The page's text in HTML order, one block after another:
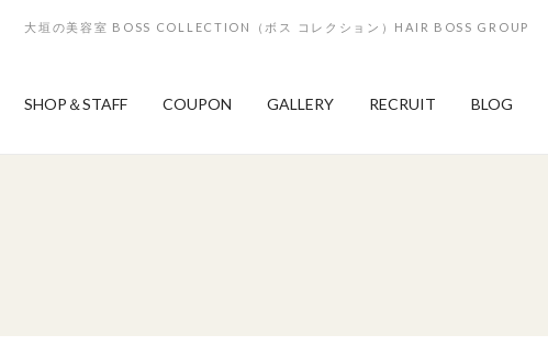
大垣の美容室 BOSS COLLECTION（ボス コレクション）HAIR BOSS GROUP
SHOP＆STAFF COUPON GALLERY RECRUIT BLOG